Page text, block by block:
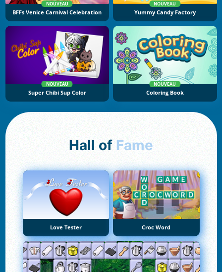
NOUVEAU
BFFs Venice Carnival Celebration
NOUVEAU
Yummy Candy Factory
NOUVEAU
Super Chibi Sup Color
NOUVEAU
Coloring Book
Hall of Fame
Love Tester Croc Word